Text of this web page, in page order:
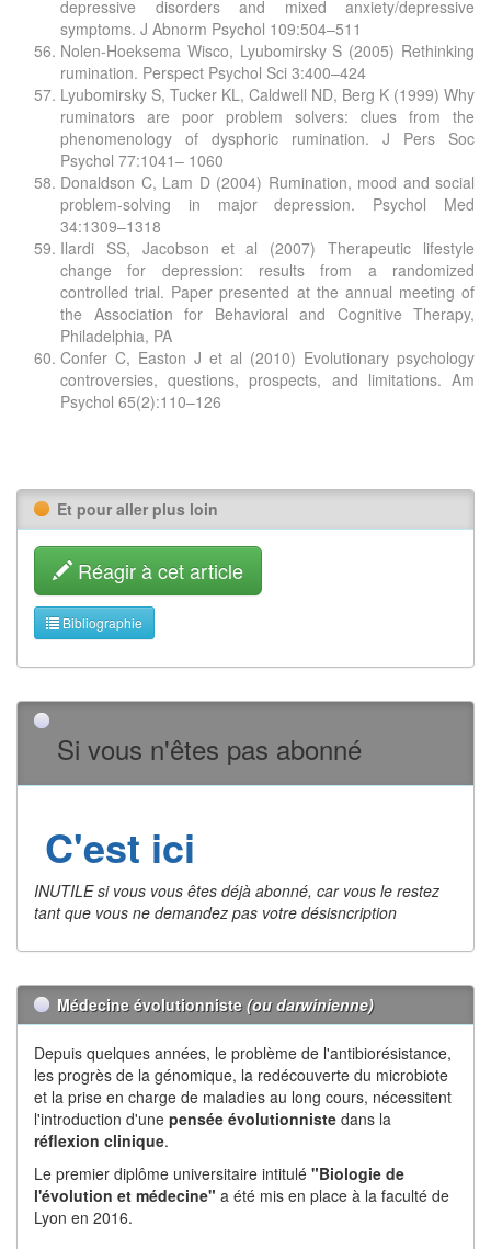
depressive disorders and mixed anxiety/depressive
symptoms. J Abnorm Psychol 109:504–511
Nolen-Hoeksema Wisco, Lyubomirsky S (2005) Rethinking
rumination. Perspect Psychol Sci 3:400–424
Lyubomirsky S, Tucker KL, Caldwell ND, Berg K (1999) Why
ruminators are poor problem solvers: clues from the
phenomenology of dysphoric rumination. J Pers Soc
Psychol 77:1041– 1060
Donaldson C, Lam D (2004) Rumination, mood and social
problem-solving in major depression. Psychol Med
34:1309–1318
Ilardi SS, Jacobson et al (2007) Therapeutic lifestyle
change for depression: results from a randomized
controlled trial. Paper presented at the annual meeting of
the Association for Behavioral and Cognitive Therapy,
Philadelphia, PA
Confer C, Easton J et al (2010) Evolutionary psychology
controversies, questions, prospects, and limitations. Am
Psychol 65(2):110–126
Et pour aller plus loin
Réagir à cet article
Bibliographie
Si vous n'êtes pas abonné
C'est ici
INUTILE si vous vous êtes déjà abonné, car vous le restez
tant que vous ne demandez pas votre désisncription
Médecine évolutionniste (ou darwinienne)
Depuis quelques années, le problème de l'antibiorésistance,
les progrès de la génomique, la redécouverte du microbiote
et la prise en charge de maladies au long cours, nécessitent
l'introduction d'une pensée évolutionniste dans la
réflexion clinique.
Le premier diplôme universitaire intitulé "Biologie de
l'évolution et médecine" a été mis en place à la faculté de
Lyon en 2016.